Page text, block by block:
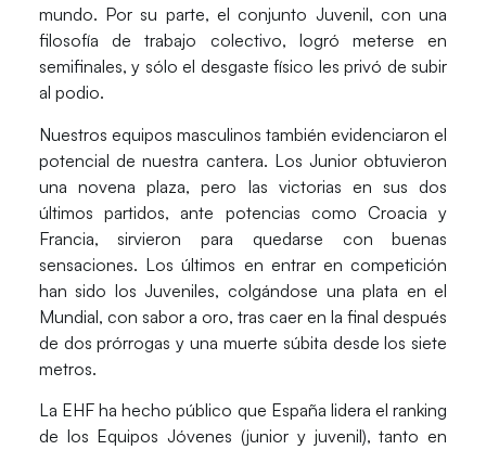
mundo. Por su parte, el conjunto Juvenil, con una
filosofía de trabajo colectivo, logró meterse en
semifinales, y sólo el desgaste físico les privó de subir
al podio.
Nuestros equipos masculinos también evidenciaron el
potencial de nuestra cantera. Los Juniorobtuvieron
una novena plaza, pero las victorias en sus dos
últimos partidos, ante potencias como Croacia y
Francia, sirvieron para quedarse con buenas
sensaciones. Los últimos en entrar en competición
han sido losJuveniles, colgándose unaplata en el
Mundial, con sabor a oro, tras caer en la final después
de dos prórrogas y una muerte súbita desde los siete
metros.
La EHF ha hecho público que España lidera el ranking
de los Equipos Jóvenes (junior y juvenil), tanto en